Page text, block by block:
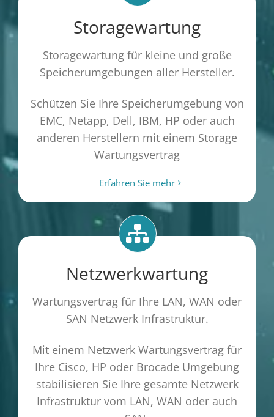
Storagewartung
Storagewartung für kleine und große
Speicherumgebungen aller Hersteller.
Schützen Sie Ihre Speicherumgebung von
EMC, Netapp, Dell, IBM, HP oder auch
anderen Herstellern mit einem Storage
Wartungsvertrag
Erfahren Sie mehr
Netzwerkwartung
Wartungsvertrag für Ihre LAN, WAN oder
SAN Netzwerk Infrastruktur.
Mit einem Netzwerk Wartungsvertrag für
Ihre Cisco, HP oder Brocade Umgebung
stabilisieren Sie Ihre gesamte Netzwerk
Infrastruktur vom LAN, WAN oder auch